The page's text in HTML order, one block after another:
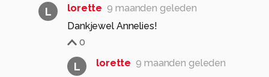
L lorette 9 maanden geleden
Dankjewel Annelies!
0
L lorette 9 maanden geleden